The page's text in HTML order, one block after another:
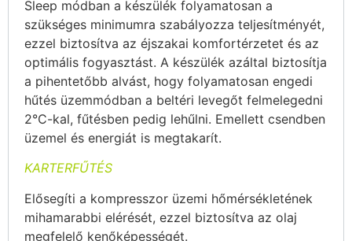
Sleep módban a készülék folyamatosan a
szükséges minimumra szabályozza teljesítményét,
ezzel biztosítva az éjszakai komfortérzetet és az
optimális fogyasztást. A készülék azáltal biztosítja
a pihentetőbb alvást, hogy folyamatosan engedi
hűtés üzemmódban a beltéri levegőt felmelegedni
2°C-kal, fűtésben pedig lehűlni. Emellett csendben
üzemel és energiát is megtakarít.
KARTERFŰTÉS
Elősegíti a kompresszor üzemi hőmérsékletének
mihamarabbi elérését, ezzel biztosítva az olaj
megfelelő kenőképességét.